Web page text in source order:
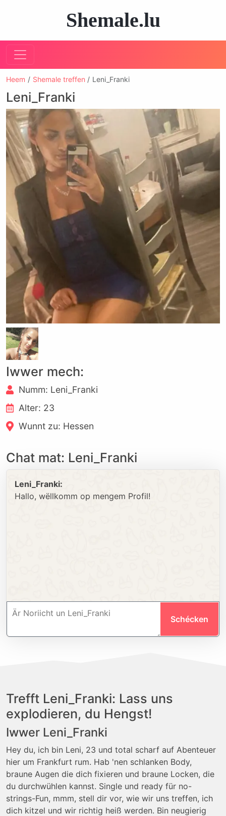
Shemale.lu
Heem Shemale treffen Leni_Franki
Leni_Franki
Iwwer mech:
Numm: Leni_Franki
Alter: 23
Wunnt zu: Hessen
Chat mat: Leni_Franki
Leni_Franki:
Hallo, wëllkomm op mengem Profil!
Schécken
Trefft Leni_Franki: Lass uns
explodieren, du Hengst!
Iwwer Leni_Franki
Hey du, ich bin Leni, 23 und total scharf auf Abenteuer
hier um Frankfurt rum. Hab 'nen schlanken Body,
braune Augen die dich fixieren und braune Locken, die
du durchwühlen kannst. Single und ready für no-
strings-Fun, mmm, stell dir vor, wie wir uns treffen, ich
dich kitzel und wir richtig heiß werden. Bin neugierig